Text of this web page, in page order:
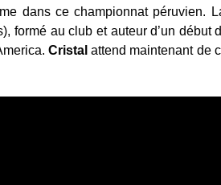
dans ce championnat péruvien.
formé au club et auteur d’un début
Cristal attend maintenant de